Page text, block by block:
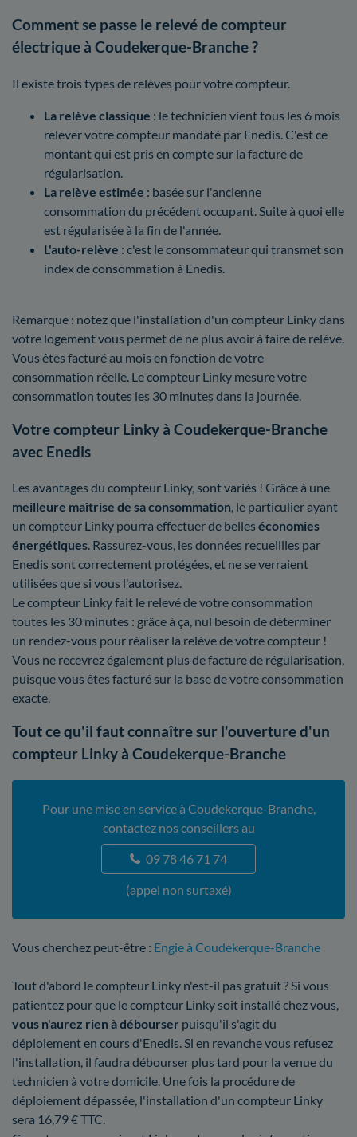
Comment se passe le relevé de compteur
électrique à Coudekerque-Branche ?
Il existe trois types de relèves pour votre compteur.
La relève classique : le technicien vient tous les 6 mois
relever votre compteur mandaté par Enedis. C'est ce
montant qui est pris en compte sur la facture de
régularisation.
La relève estimée : basée sur l'ancienne
consommation du précédent occupant. Suite à quoi elle
est régularisée à la fin de l'année.
L'auto-relève : c'est le consommateur qui transmet son
index de consommation à Enedis.
Remarque : notez que l'installation d'un compteur Linky dans
votre logement vous permet de ne plus avoir à faire de relève.
Vous êtes facturé au mois en fonction de votre
consommation réelle. Le compteur Linky mesure votre
consommation toutes les 30 minutes dans la journée.
Votre compteur Linky à Coudekerque-Branche
avec Enedis
Les avantages du compteur Linky, sont variés ! Grâce à une
meilleure maîtrise de sa consommation , le particulier ayant
un compteur Linky pourra effectuer de belles économies
énergétiques . Rassurez-vous, les données recueillies par
Enedis sont correctement protégées, et ne se verraient
utilisées que si vous l'autorisez.
Le compteur Linky fait le relevé de votre consommation
toutes les 30 minutes : grâce à ça, nul besoin de déterminer
un rendez-vous pour réaliser la relève de votre compteur !
Vous ne recevrez également plus de facture de régularisation,
puisque vous êtes facturé sur la base de votre consommation
exacte.
Tout ce qu'il faut connaître sur l'ouverture d'un
compteur Linky à Coudekerque-Branche
Pour une mise en service à Coudekerque-Branche,
contactez nos conseillers au
09 78 46 71 74
(appel non surtaxé)
Vous cherchez peut-être : Engie à Coudekerque-Branche
Tout d'abord le compteur Linky n'est-il pas gratuit ? Si vous
patientez pour que le compteur Linky soit installé chez vous,
vous n'aurez rien à débourser puisqu'il s'agit du
déploiement en cours d'Enedis. Si en revanche vous refusez
l'installation, il faudra débourser plus tard pour la venue du
technicien à votre domicile. Une fois la procédure de
déploiement dépassée, l'installation d'un compteur Linky
sera 16,79 € TTC.